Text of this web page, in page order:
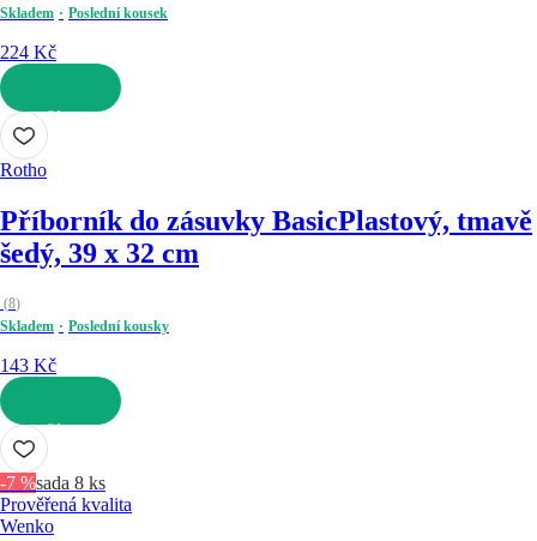
Skladem
Poslední kousek
224 Kč
DO KOŠÍKU
Rotho
Příborník do zásuvky BasicPlastový, tmavě
šedý, 39 x 32 cm
(8)
Skladem
Poslední kousky
143 Kč
DO KOŠÍKU
-7 %sada 8 ks
Prověřená kvalita
Wenko